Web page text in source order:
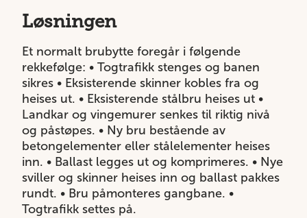
Løsningen
Et normalt brubytte foregår i følgende
rekkefølge: • Togtrafikk stenges og banen
sikres • Eksisterende skinner kobles fra og
heises ut. • Eksisterende stålbru heises ut •
Landkar og vingemurer senkes til riktig nivå
og påstøpes. • Ny bru bestående av
betongelementer eller stålelementer heises
inn. • Ballast legges ut og komprimeres. • Nye
sviller og skinner heises inn og ballast pakkes
rundt. • Bru påmonteres gangbane. •
Togtrafikk settes på.